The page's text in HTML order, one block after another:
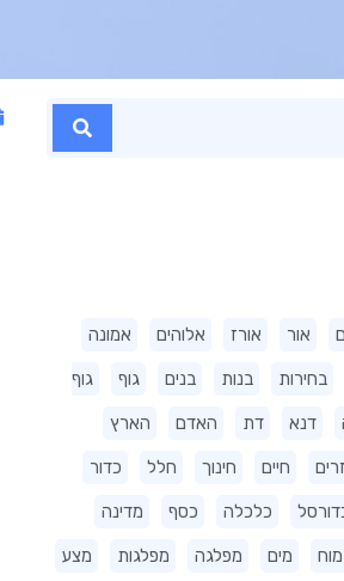
אור אורז אלוהים אמונה
בחירות בנות בנים גוף גוף
דנא דת האדם הארץ
חיים חינוך חלל כדור
כלכלה כסף מדינה
מוח מים מפלגה מפלגות מצע